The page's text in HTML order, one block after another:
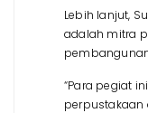
Lebih lanjut,
adalah mitra
“Para pegiat
perpustakaan